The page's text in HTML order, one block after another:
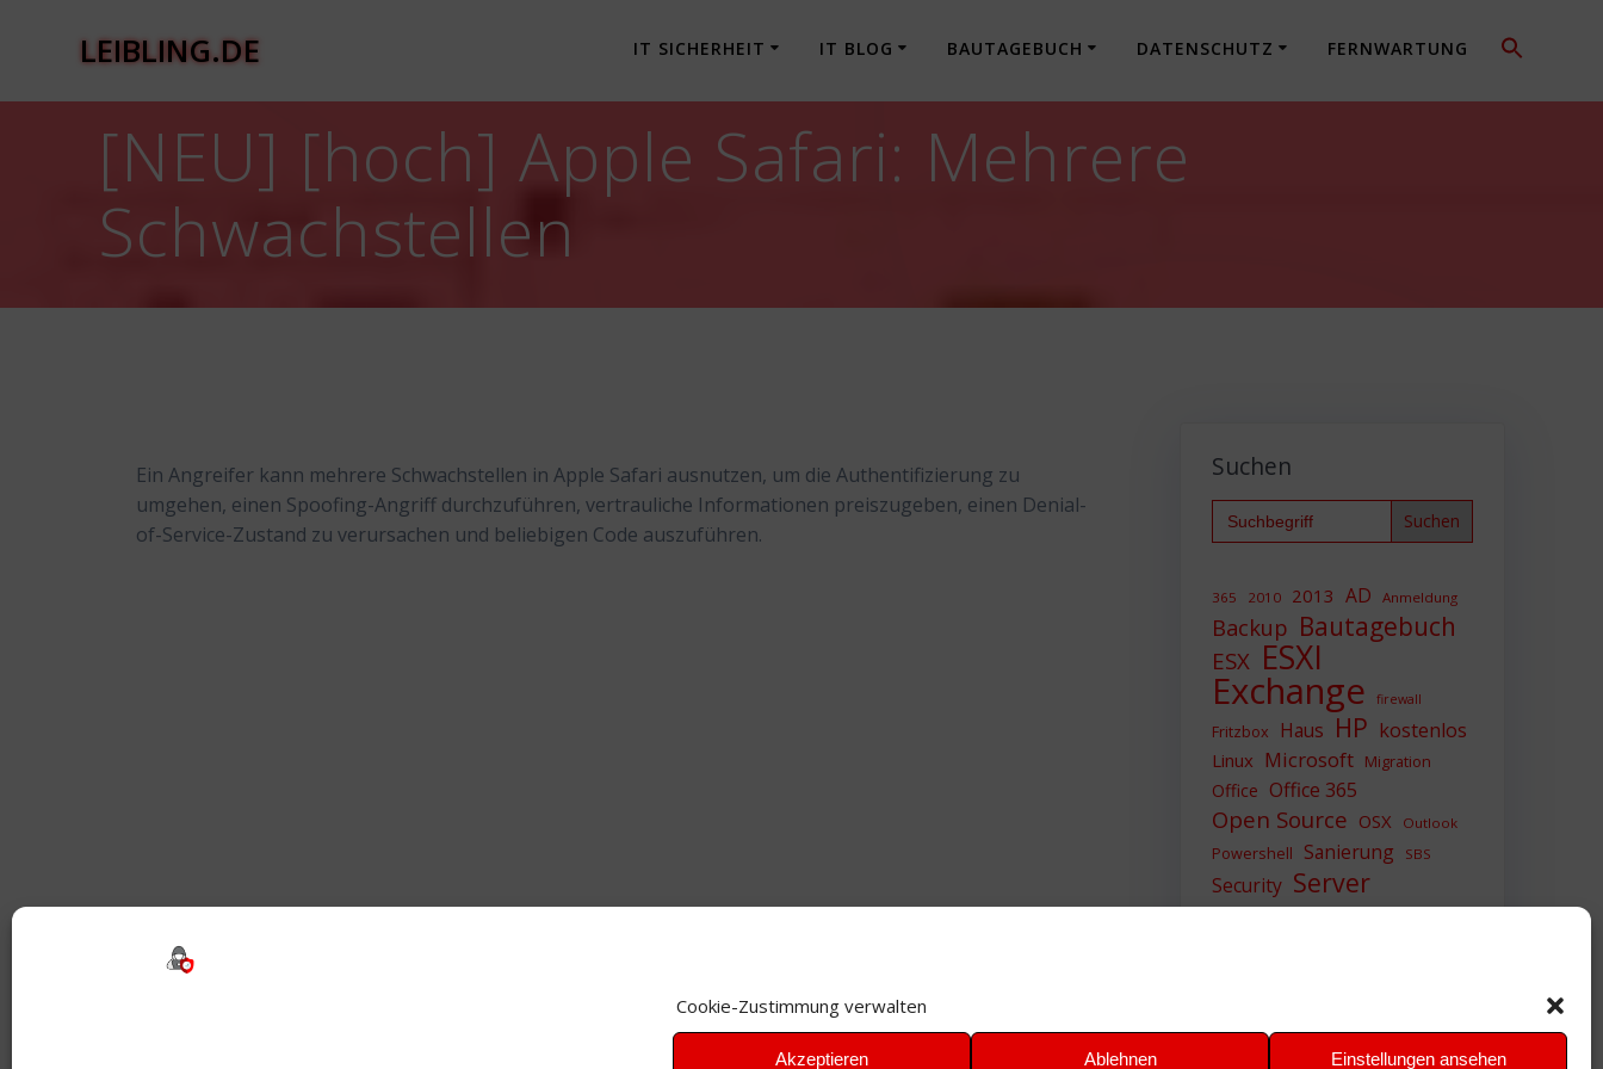
Cookie-Zustimmung verwalten
Akzeptieren Ablehnen Einstellungen ansehen
LEIBLING.DE IT SICHERHEIT IT BLOG BAUTAGEBUCH DATENSCHUTZ FERNWARTUNG
[NEU] [hoch] Apple Safari: Mehrere
Schwachstellen
Ein Angreifer kann mehrere Schwachstellen in Apple Safari ausnutzen, um die Authentifizierung zu
umgehen, einen Spoofing-Angriff durchzuführen, vertrauliche Informationen preiszugeben, einen Denial-
of-Service-Zustand zu verursachen und beliebigen Code auszuführen.
Suchen
Search
for:
365 2010 2013 AD Anmeldung
Backup Bautagebuch
ESX ESXI
Exchange firewall
Fritzbox Haus HP kostenlos
Linux Microsoft Migration
Office Office 365
Open Source OSX Outlook
Powershell Sanierung SBS
Security Server
Sicherheit SIEM
VMWare VPN WAZUH